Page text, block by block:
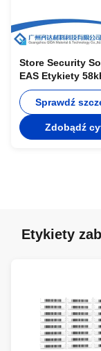
Store Security
EAS Etykiety
instrukcji
Sprawdź
Zdobądź
Etykiety